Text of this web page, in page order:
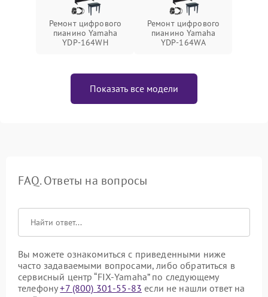
Ремонт цифрового
пианино Yamaha
YDP-164WH
Ремонт цифрового
пианино Yamaha
YDP-164WA
Показать все модели
FAQ. Ответы на вопросы
Вы можете ознакомиться с приведенными ниже
часто задаваемыми вопросами, либо обратиться в
сервисный центр “FIX-Yamaha” по следующему
телефону+7 (800) 301-55-83 если не нашли ответ на